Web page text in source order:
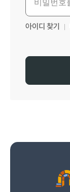
아이디 찾기